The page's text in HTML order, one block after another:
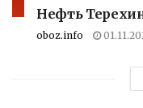
Нефть
oboz.info